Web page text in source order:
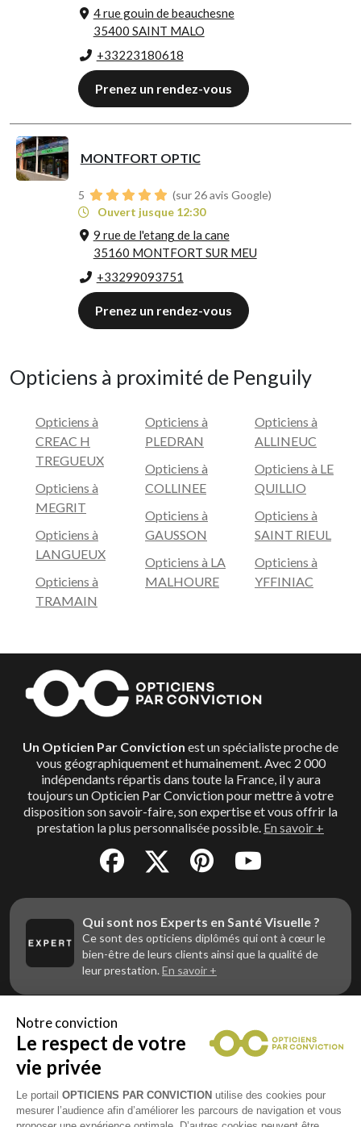
4 rue gouin de beauchesne
35400 SAINT MALO
+33223180618
Prenez un rendez-vous
MONTFORT OPTIC
5
(sur 26 avis Google)
Ouvert jusque 12:30
9 rue de l'etang de la cane
35160 MONTFORT SUR MEU
+33299093751
Prenez un rendez-vous
Opticiens à proximité de Penguily
Opticiens à
CREAC H
TREGUEUX
Opticiens à
MEGRIT
Opticiens à
LANGUEUX
Opticiens à
TRAMAIN
Opticiens à
PLEDRAN
Opticiens à
COLLINEE
Opticiens à
GAUSSON
Opticiens à LA
MALHOURE
Opticiens à
ALLINEUC
Opticiens à LE
QUILLIO
Opticiens à
SAINT RIEUL
Opticiens à
YFFINIAC
Un Opticien Par Conviction est un spécialiste proche de
vous géographiquement et humainement. Avec 2 000
indépendants répartis dans toute la France, il y aura
toujours un Opticien Par Conviction pour mettre à votre
disposition son savoir-faire, son expertise et vous offrir la
prestation la plus personnalisée possible. En savoir +
Qui sont nos Experts en Santé Visuelle ?
Ce sont des opticiens diplômés qui ont à cœur le
bien-être de leurs clients ainsi que la qualité de
leur prestation. En savoir +
Vous êtes un professionnel de la vue et
vous souhaitez nous rejoindre ?
Contactez Alliance Optic, la centrale d’achats et
d’accompagnement des opticiens indépendants
Notre conviction
Le respect de votre
vie privée
Le portail OPTICIENS PAR CONVICTION utilise des cookies pour
mesurer l’audience afin d’améliorer les parcours de navigation et vous